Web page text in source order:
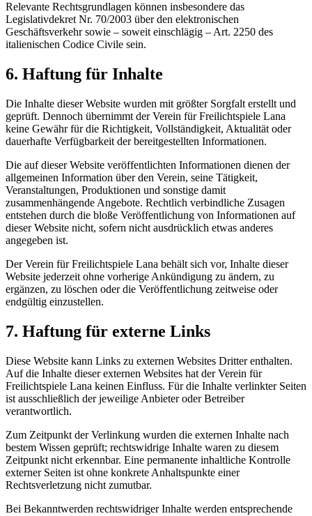
Relevante Rechtsgrundlagen können insbesondere das
Legislativdekret Nr. 70/2003 über den elektronischen
Geschäftsverkehr sowie – soweit einschlägig – Art. 2250 des
italienischen Codice Civile sein.
6. Haftung für Inhalte
Die Inhalte dieser Website wurden mit größter Sorgfalt erstellt und
geprüft. Dennoch übernimmt der Verein für Freilichtspiele Lana
keine Gewähr für die Richtigkeit, Vollständigkeit, Aktualität oder
dauerhafte Verfügbarkeit der bereitgestellten Informationen.
Die auf dieser Website veröffentlichten Informationen dienen der
allgemeinen Information über den Verein, seine Tätigkeit,
Veranstaltungen, Produktionen und sonstige damit
zusammenhängende Angebote. Rechtlich verbindliche Zusagen
entstehen durch die bloße Veröffentlichung von Informationen auf
dieser Website nicht, sofern nicht ausdrücklich etwas anderes
angegeben ist.
Der Verein für Freilichtspiele Lana behält sich vor, Inhalte dieser
Website jederzeit ohne vorherige Ankündigung zu ändern, zu
ergänzen, zu löschen oder die Veröffentlichung zeitweise oder
endgültig einzustellen.
7. Haftung für externe Links
Diese Website kann Links zu externen Websites Dritter enthalten.
Auf die Inhalte dieser externen Websites hat der Verein für
Freilichtspiele Lana keinen Einfluss. Für die Inhalte verlinkter Seiten
ist ausschließlich der jeweilige Anbieter oder Betreiber
verantwortlich.
Zum Zeitpunkt der Verlinkung wurden die externen Inhalte nach
bestem Wissen geprüft; rechtswidrige Inhalte waren zu diesem
Zeitpunkt nicht erkennbar. Eine permanente inhaltliche Kontrolle
externer Seiten ist ohne konkrete Anhaltspunkte einer
Rechtsverletzung nicht zumutbar.
Bei Bekanntwerden rechtswidriger Inhalte werden entsprechende